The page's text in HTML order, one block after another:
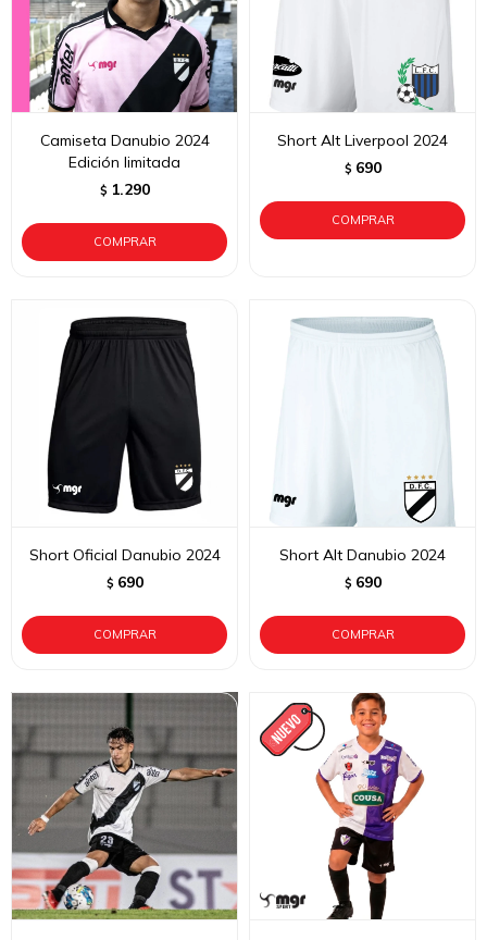
Camiseta Danubio 2024
Edición limitada
$ 1.290
Short Alt Liverpool 2024
$ 690
Short Oficial Danubio 2024
$ 690
Short Alt Danubio 2024
$ 690